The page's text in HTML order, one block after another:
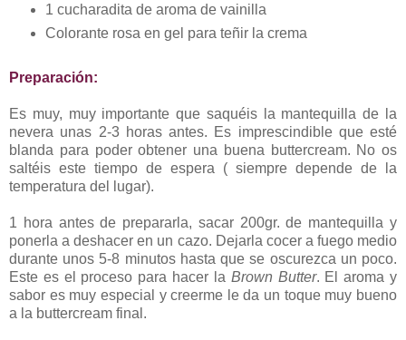
1 cucharadita de aroma de vainilla
Colorante rosa en gel para teñir la crema
Preparación:
Es muy, muy importante que saquéis la mantequilla de la
nevera unas 2-3 horas antes. Es imprescindible que esté
blanda para poder obtener una buena buttercream. No os
saltéis este tiempo de espera ( siempre depende de la
temperatura del lugar).
1 hora antes de prepararla, sacar 200gr. de mantequilla y
ponerla a deshacer en un cazo. Dejarla cocer a fuego medio
durante unos 5-8 minutos hasta que se oscurezca un poco.
Este es el proceso para hacer la Brown Butter. El aroma y
sabor es muy especial y creerme le da un toque muy bueno
a la buttercream final.